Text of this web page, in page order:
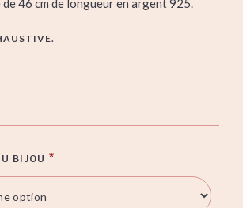
46 cm de longueur en argent 925.
BIJOU *